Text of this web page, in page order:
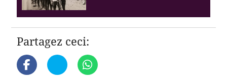
Partagez ceci: